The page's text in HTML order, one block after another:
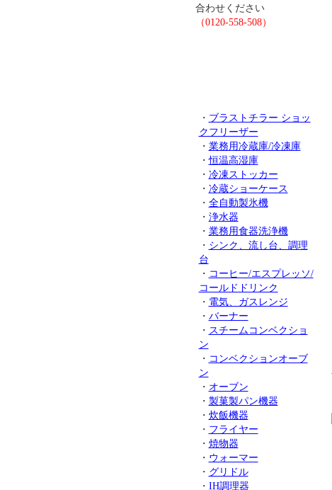
合わせください
（0120-558-508）
・ ブラストチラー ショッ
クフリーザー
・ 業務用冷蔵庫/冷凍庫
・恒温高湿庫
・ 冷凍ストッカー
・ 冷蔵ショーケース
・ 全自動製氷機
・ 浄水器
・ 業務用食器洗浄機
・ シンク、流し台、調理
台
・ コーヒー/エスプレッソ/
コールドドリンク
・ 電気、ガスレンジ
・ バーナー
・ スチームコンベクショ
ン
・ コンベクションオーブ
ン
・ オーブン
・ 製菓製パン機器
・ 炊飯機器
・ フライヤー
・ 焼物器
・ ウォーマー
・ グリドル
・ IH調理器